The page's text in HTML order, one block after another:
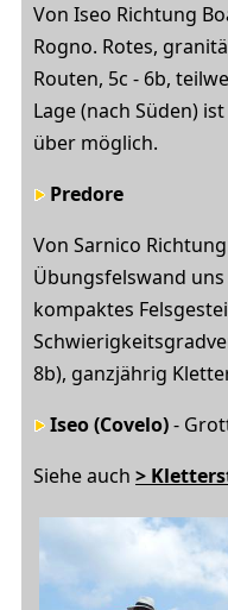
Von Iseo Richtung
Rogno. Rotes,
Routen, 5c - 6b,
Lage (nach Süden)
über möglich.
Predore
Von Sarnico
Übungsfelswand
kompaktes
8b), ganzjährig
Iseo (Covelo)-
Siehe auch >